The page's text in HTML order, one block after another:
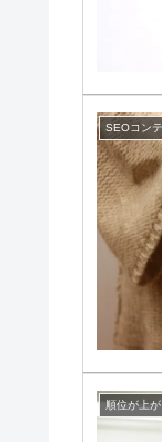
SEOコン
順位が上